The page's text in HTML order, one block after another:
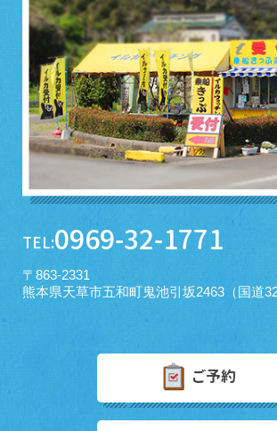
TEL:0969-32-1771
〒863-2331
熊本県天草市五和町鬼池引坂2463（国道
ご予約